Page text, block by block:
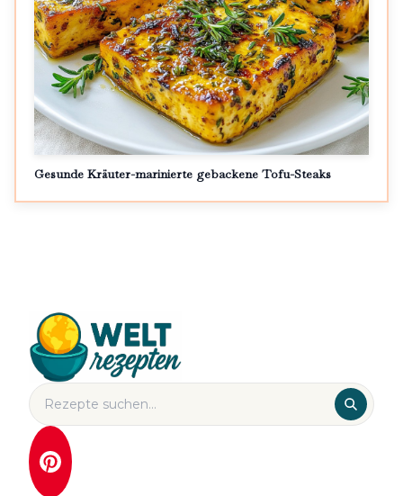
Gesunde Kräuter-marinierte gebackene Tofu-Steaks